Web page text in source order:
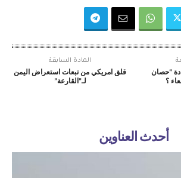
المادة السابقة
قلق امريكي من تبعات استعراض اليمن
لـ”القارعة”
“حصان
؟
أحدث العناوين